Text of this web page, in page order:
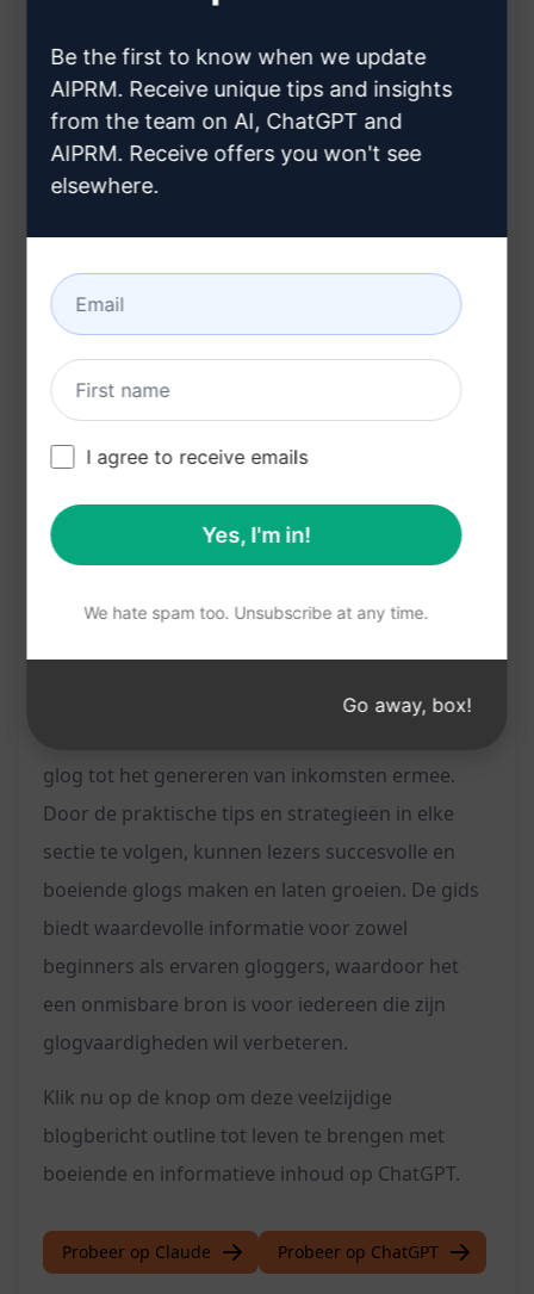
Promotie en Delen van Glogs
Social media strategieën voor glogs
Samenwerkingen en gastbijdragen
Monetisatie van Glogs
Diverse manieren om geld te verdienen met
een glog
Het belang van een sterke lezersbasis
Conclusie:
Aansporing tot actie voor de lezers
Mogelijkheid voor feedback en interactie
Dit blogbericht geeft lezers een diepgaand
glog tot het genereren van inkomsten ermee.
Door de praktische tips en strategieën in elke
sectie te volgen, kunnen lezers succesvolle en
boeiende glogs maken en laten groeien. De gids
biedt waardevolle informatie voor zowel
beginners als ervaren gloggers, waardoor het
een onmisbare bron is voor iedereen die zijn
glogvaardigheden wil verbeteren.
Klik nu op de knop om deze veelzijdige
blogbericht outline tot leven te brengen met
boeiende en informatieve inhoud op ChatGPT.
Probeer op Claude Probeer op ChatGPT
Be the first to know when we update
AIPRM. Receive unique tips and insights
from the team on AI, ChatGPT and
AIPRM. Receive offers you won't see
elsewhere.
I agree to receive emails
Yes, I'm in!
We hate spam too. Unsubscribe at any time.
Go away, box!